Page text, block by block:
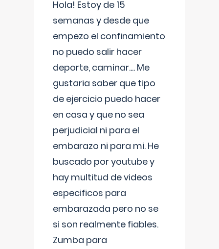
Hola! Estoy de 15
semanas y desde que
empezo el confinamiento
no puedo salir hacer
deporte, caminar.... Me
gustaria saber que tipo
de ejercicio puedo hacer
en casa y que no sea
perjudicial ni para el
embarazo ni para mi. He
buscado por youtube y
hay multitud de videos
especificos para
embarazada pero no se
si son realmente fiables.
Zumba para